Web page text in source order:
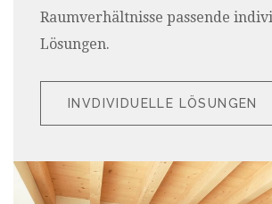
Raumverhältnisse passende
Lösungen.
INVDIVIDUELLE LÖSUNGEN